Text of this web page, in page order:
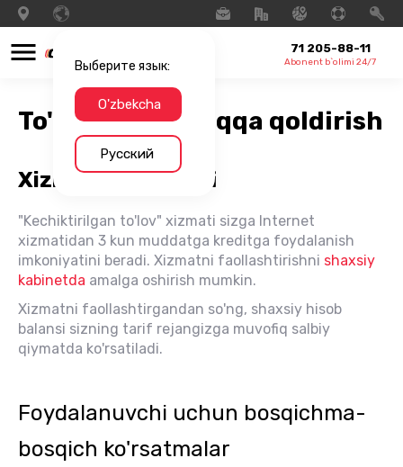
Выберите язык:
O'zbekcha
Русский
71 205-88-11
Abonent b`olimi 24/7
To'lovni keyinroqqa qoldirish
Xizmatning tavsifi
"Kechiktirilgan to'lov" xizmati sizga Internet
xizmatidan 3 kun muddatga kreditga foydalanish
imkoniyatini beradi. Xizmatni faollashtirishni shaxsiy
kabinetda amalga oshirish mumkin.
Xizmatni faollashtirgandan so'ng, shaxsiy hisob
balansi sizning tarif rejangizga muvofiq salbiy
qiymatda ko'rsatiladi.
Foydalanuvchi uchun bosqichma-
bosqich ko'rsatmalar